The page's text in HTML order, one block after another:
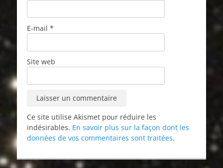
E-mail *
Site web
Ce site utilise Akismet pour réduire les
indésirables. En savoir plus sur la façon dont les
données de vos commentaires sont traitées.